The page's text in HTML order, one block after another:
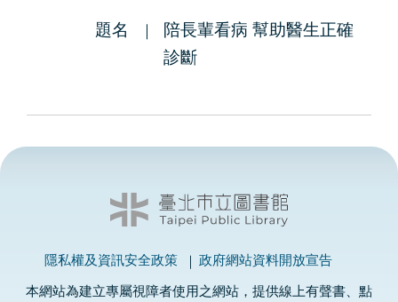
題名
陪長輩看病 幫助醫生正確
診斷
隱私權及資訊安全政策 政府網站資料開放宣告
本網站為建立專屬視障者使用之網站，提供線上有聲書、點